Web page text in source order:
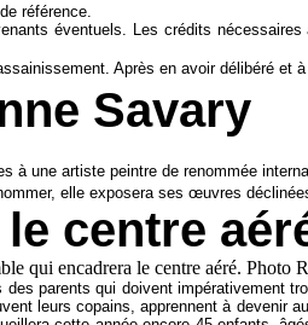
référence.
éventuels. Les crédits
Après en avoir délibéré et
Savary
une artiste peintre de renommée
elle exposera ses œuvres
centre
parents qui doivent
leurs copains, apprennent à